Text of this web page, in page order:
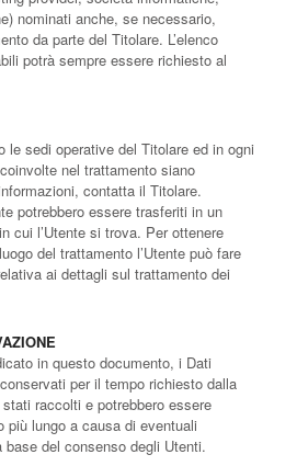
nominati anche, se necessario,
da parte del Titolare. L’elenco
potrà sempre essere richiesto al
le sedi operative del Titolare ed in ogni
nel trattamento siano
contatta il Titolare.
potrebbero essere trasferiti in un
cui l’Utente si trova. Per ottenere
del trattamento l’Utente può fare
ai dettagli sul trattamento dei
in questo documento, i Dati
per il tempo richiesto dalla
raccolti e potrebbero essere
più lungo a causa di eventuali
del consenso degli Utenti.